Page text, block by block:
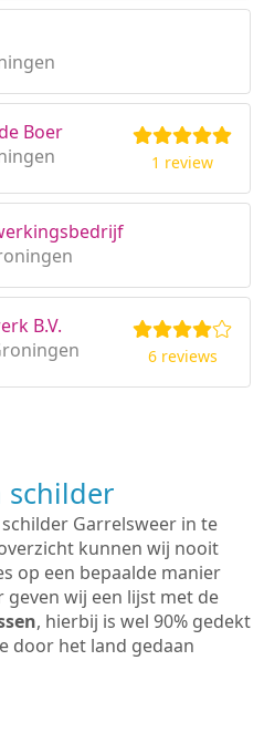
Boer
1 review
B.V.
6 reviews
schilder
Garrelsweer in te
kunnen wij nooit
op een bepaalde manier
geven wij een lijst met de
, hierbij is wel 90% gedekt
door het land gedaan